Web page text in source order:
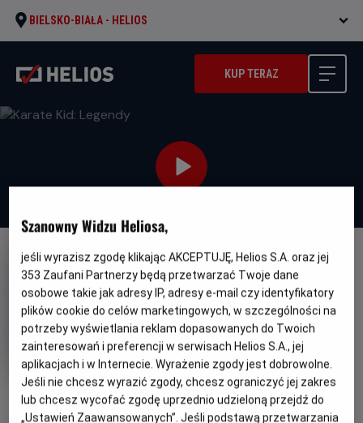
BIELSKO-BIAŁA - HELIOS
KUP TERAZ
DUBBING NAPISY
OBSERWUJ
Karate Kid: Legendy
Oryginalny
tytuł
Karate Kid: Legendy Gatunek
Akcja
Minimalny
wiek
Od 10 lat
Kraj
i
rok
produkcji
USA (2024)
Szanowny Widzu Heliosa,
jeśli wyrazisz zgodę klikając AKCEPTUJĘ, Helios S.A. oraz jej
353 Zaufani Partnerzy będą przetwarzać Twoje dane
osobowe takie jak adresy IP, adresy e-mail czy identyfikatory
plików cookie do celów marketingowych, w szczególności na
potrzeby wyświetlania reklam dopasowanych do Twoich
zainteresowań i preferencji w serwisach Helios S.A., jej
aplikacjach i w Internecie. Wyrażenie zgody jest dobrowolne.
Jeśli nie chcesz wyrazić zgody, chcesz ograniczyć jej zakres
lub chcesz wycofać zgodę uprzednio udzieloną przejdź do
„Ustawień Zaawansowanych”. Jeśli podstawą przetwarzania